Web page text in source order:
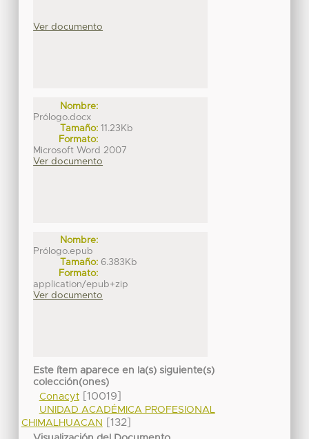
Ver documento
Nombre:
Prólogo.docx
Tamaño: 11.23Kb
Formato:
Microsoft Word 2007
Ver documento
Nombre:
Prólogo.epub
Tamaño: 6.383Kb
Formato:
application/epub+zip
Ver documento
Este ítem aparece en la(s) siguiente(s)
colección(ones)
Conacyt[10019]
UNIDAD ACADÉMICA PROFESIONAL
CHIMALHUACAN
[132]